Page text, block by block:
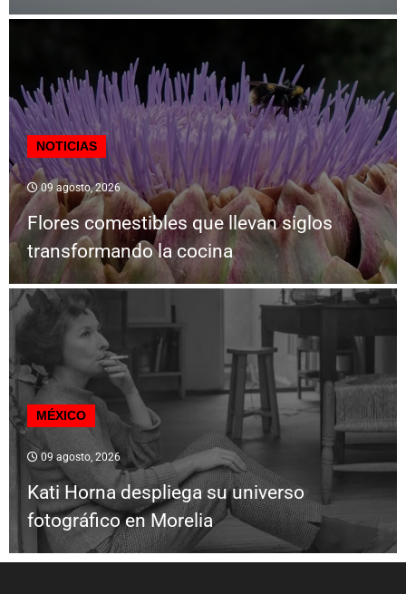
NOTICIAS
09 agosto, 2026
Flores comestibles que llevan siglos
transformando la cocina
MÉXICO
09 agosto, 2026
Kati Horna despliega su universo
fotográfico en Morelia